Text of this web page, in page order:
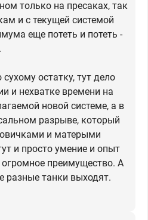
только на пресаках, так
и с текущей системой
еще потеть и потеть -
остатку, тут дело
и нехватке времени на
новой системе, а в
разрыве, который
и матерыми
и просто умение и опыт
преимущество. А
разные танки выходят.